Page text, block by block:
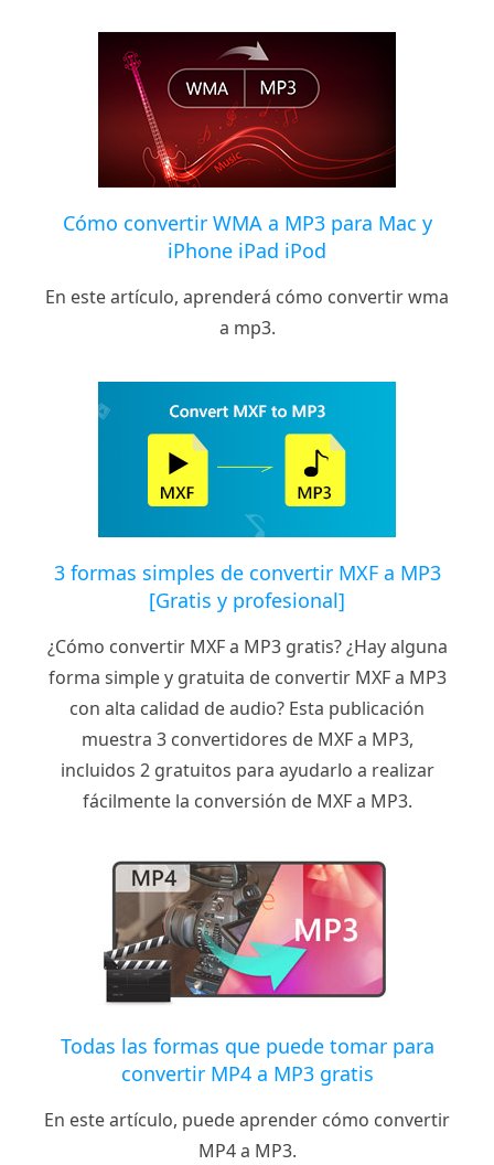
Cómo convertir WMA a MP3 para Mac y
iPhone iPad iPod
En este artículo, aprenderá cómo convertir wma
a mp3.
3 formas simples de convertir MXF a MP3
[Gratis y profesional]
¿Cómo convertir MXF a MP3 gratis? ¿Hay alguna
forma simple y gratuita de convertir MXF a MP3
con alta calidad de audio? Esta publicación
muestra 3 convertidores de MXF a MP3,
incluidos 2 gratuitos para ayudarlo a realizar
fácilmente la conversión de MXF a MP3.
Todas las formas que puede tomar para
convertir MP4 a MP3 gratis
En este artículo, puede aprender cómo convertir
MP4 a MP3.